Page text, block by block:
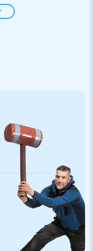
op een grasveld achter
voor
water, voeg 1 zakje
op de ton en de
30 tot 60
Als de Bubble
opnieuw beginnen.